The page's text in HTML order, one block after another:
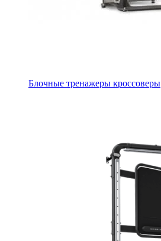
Блочные тренажеры кроссоверы